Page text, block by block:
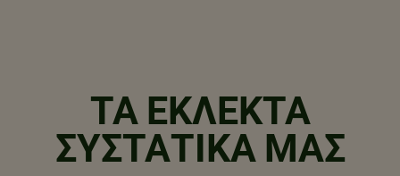
ΤΑ ΕΚΛΕΚΤΑ
ΣΥΣΤΑΤΙΚΑ ΜΑΣ